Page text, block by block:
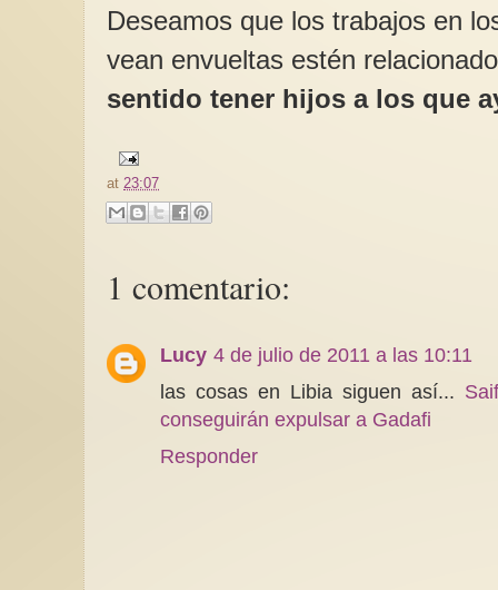
Deseamos que los trabajos en
vean envueltas estén
sentido tener hijos a los que
at 23:07
1 comentario:
Lucy 4 de julio de 2011 a las 10:11
las cosas en Libia siguen así...
conseguirán expulsar a Gadafi
Responder
El peligro de
todo por sentado
Lecciones de
cotidianidad de la
algunas personas